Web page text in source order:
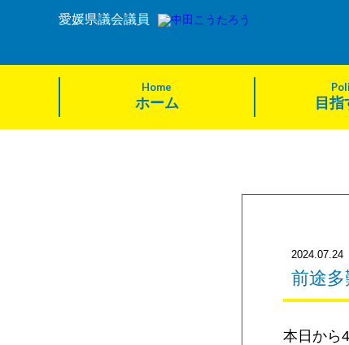
愛媛県議会議員
Home
ホーム 目
2024.07.24
前途多
本日から